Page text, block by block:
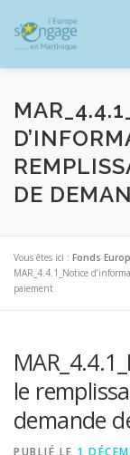
contenu
PROGRAMMES
SIGNALER UNE
DE
Vous êtes ici : Fonds
MAR_4.4.1_Notice
paiement
le
demande
PUBLIÉ LE 1